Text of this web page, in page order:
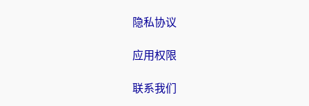
隐私协议
应用权限
联系我们